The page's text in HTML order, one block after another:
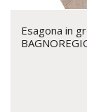
Esagona in